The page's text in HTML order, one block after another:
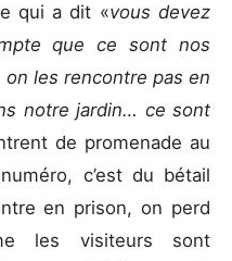
qui a dit «vous devez
que ce sont nos
les rencontre pas en
notre jardin… ce sont
de promenade au
c’est du bétail
en prison, on perd
les visiteurs sont